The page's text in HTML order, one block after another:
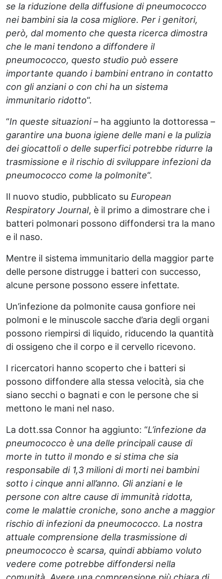
se la riduzione della diffusione di pneumococco
nei bambini sia la cosa migliore. Per i genitori,
però, dal momento che questa ricerca dimostra
che le mani tendono a diffondere il
pneumococco, questo studio può essere
importante quando i bambini entrano in contatto
con gli anziani o con chi ha un sistema
immunitario ridotto“.
“In queste situazioni– ha aggiunto la dottoressa –
garantire una buona igiene delle mani e la pulizia
dei giocattoli o delle superfici potrebbe ridurre la
trasmissione e il rischio di sviluppare infezioni da
pneumococco come la polmonite“.
Il nuovo studio, pubblicato su European
Respiratory Journal, è il primo a dimostrare che i
batteri polmonari possono diffondersi tra la mano
e il naso.
Mentre il sistema immunitario della maggior parte
delle persone distrugge i batteri con successo,
alcune persone possono essere infettate.
Un’infezione da polmonite causa gonfiore nei
polmoni e le minuscole sacche d’aria degli organi
possono riempirsi di liquido, riducendo la quantità
di ossigeno che il corpo e il cervello ricevono.
I ricercatori hanno scoperto che i batteri si
possono diffondere alla stessa velocità, sia che
siano secchi o bagnati e con le persone che si
mettono le mani nel naso.
La dott.ssa Connor ha aggiunto: “L’infezione da
pneumococco è una delle principali cause di
morte in tutto il mondo e si stima che sia
responsabile di 1,3 milioni di morti nei bambini
sotto i cinque anni all’anno. Gli anziani e le
persone con altre cause di immunità ridotta,
come le malattie croniche, sono anche a maggior
rischio di infezioni da pneumococco. La nostra
attuale comprensione della trasmissione di
pneumococco è scarsa, quindi abbiamo voluto
vedere come potrebbe diffondersi nella